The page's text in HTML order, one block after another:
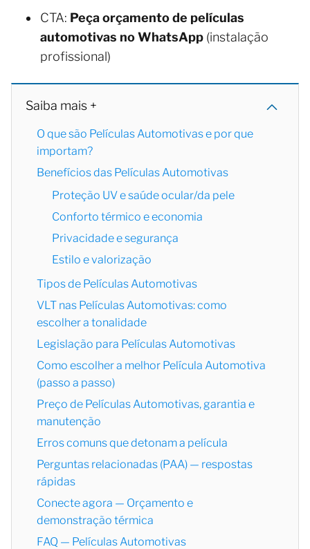
CTA: Peça orçamento de películas
automotivas no WhatsApp (instalação
profissional)
Saiba mais +
O que são Películas Automotivas e por que
importam?
Benefícios das Películas Automotivas
Proteção UV e saúde ocular/da pele
Conforto térmico e economia
Privacidade e segurança
Estilo e valorização
Tipos de Películas Automotivas
VLT nas Películas Automotivas: como
escolher a tonalidade
Legislação para Películas Automotivas
Como escolher a melhor Película Automotiva
(passo a passo)
Preço de Películas Automotivas, garantia e
manutenção
Erros comuns que detonam a película
Perguntas relacionadas (PAA) — respostas
rápidas
Conecte agora — Orçamento e
demonstração térmica
FAQ — Películas Automotivas